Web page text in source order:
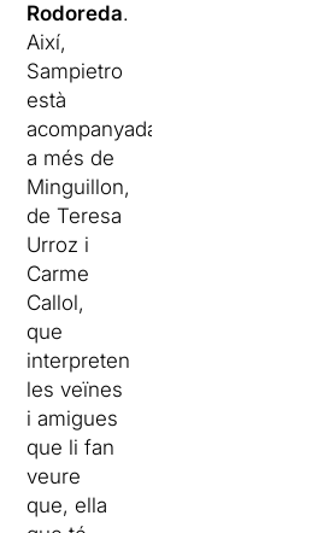
Rodoreda.
Així,
Sampietro
està
acompanyada,
a més de
Minguillon,
de Teresa
Urroz i
Carme
Callol,
que
interpreten
les veïnes
i amigues
que li fan
veure
que, ella